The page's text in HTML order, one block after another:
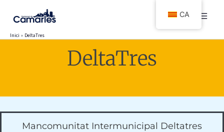
contingut
Inici DeltaTres
DeltaTres
Mancomunitat Intermunicipal Deltatres
CA